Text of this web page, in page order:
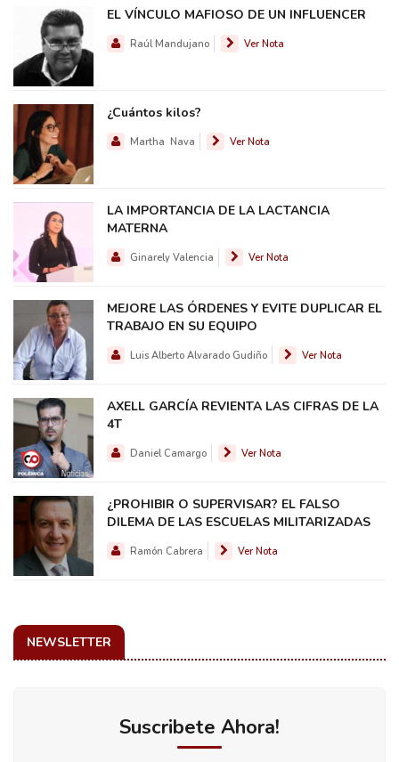
EL VÍNCULO MAFIOSO DE UN INFLUENCER
Raúl Mandujano Ver Nota
¿Cuántos kilos?
Martha Nava Ver Nota
LA IMPORTANCIA DE LA LACTANCIA
MATERNA
Ginarely Valencia Ver Nota
MEJORE LAS ÓRDENES Y EVITE DUPLICAR EL
TRABAJO EN SU EQUIPO
Luis Alberto Alvarado Gudiño Ver Nota
AXELL GARCÍA REVIENTA LAS CIFRAS DE LA
4T
Daniel Camargo Ver Nota
¿PROHIBIR O SUPERVISAR? EL FALSO
DILEMA DE LAS ESCUELAS MILITARIZADAS
Ramón Cabrera Ver Nota
NEWSLETTER
Suscribete Ahora!